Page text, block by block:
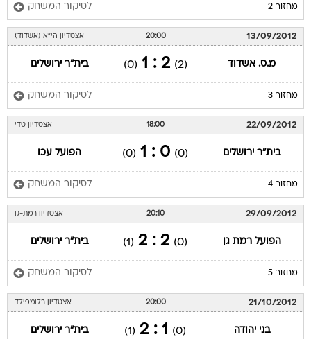
מחזור 2 לסיקור המשחק
13/09/2012
20:00 אצטדיון הי"א (אשדוד)
מ.ס. אשדוד (2)
2 : 1
(0) בית"ר ירושלים
מחזור 3 לסיקור המשחק
22/09/2012
18:00 אצטדיון טדי
בית"ר ירושלים (0)
0 : 1
(0) הפועל עכו
מחזור 4 לסיקור המשחק
29/09/2012
20:10 אצטדיון רמת-גן
הפועל רמת גן (0)
2 : 2
(1) בית"ר ירושלים
מחזור 5 לסיקור המשחק
21/10/2012
20:00 אצטדיון בלומפילד
בני יהודה (0)
1 : 2
(1) בית"ר ירושלים